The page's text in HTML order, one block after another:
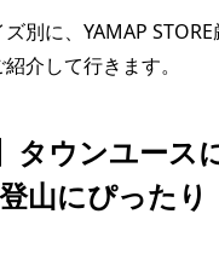
別に、YAMAP
介して行きます。
タウンユース
山にぴったり